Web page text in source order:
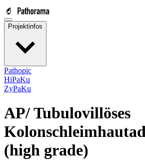
Projektinfos
Pathopic
HiPaKu
ZyPaKu
AP/Tubulovillöses
(high grade)